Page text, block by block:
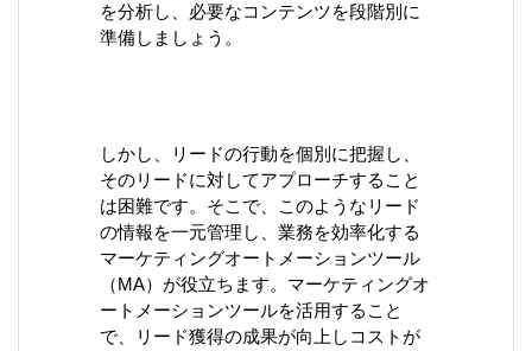
を分析し、必要なコンテンツを段階別に
準備しましょう。
しかし、リードの行動を個別に把握し、
そのリードに対してアプローチすること
は困難です。そこで、このようなリード
の情報を一元管理し、業務を効率化する
マーケティングオートメーションツール
（MA）が役立ちます。マーケティングオ
ートメーションツールを活用すること
で、リード獲得の成果が向上しコストが